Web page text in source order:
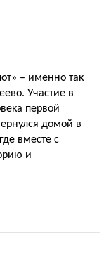
– именно так
Участие в
первой
домой в
вместе с
и